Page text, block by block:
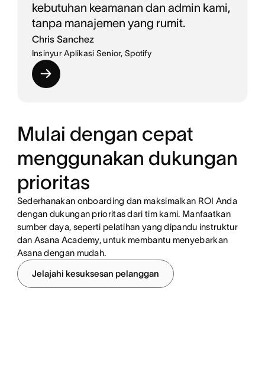
kebutuhan keamanan dan admin kami,
tanpa manajemen yang rumit.
Chris Sanchez
Insinyur Aplikasi Senior, Spotify
Mulai dengan cepat
menggunakan dukungan
prioritas
Sederhanakan onboarding dan maksimalkan ROI Anda
dengan dukungan prioritas dari tim kami. Manfaatkan
sumber daya, seperti pelatihan yang dipandu instruktur
dan Asana Academy, untuk membantu menyebarkan
Asana dengan mudah.
Jelajahi kesuksesan pelanggan